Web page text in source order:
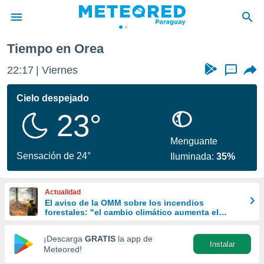
de
ha
calidad.
a este
las
y
forma
digital
basada
Tiempo en Orea
22:17 Viernes ...
Cielo despejado
23°
Sensación de 24°
Menguante
Iluminada:35%
Actualidad
El aviso de la OMM sobre los incendios
forestales: "el cambio climático aumenta el
¡Descarga GRATIS la app de
Meteored!
Instalar